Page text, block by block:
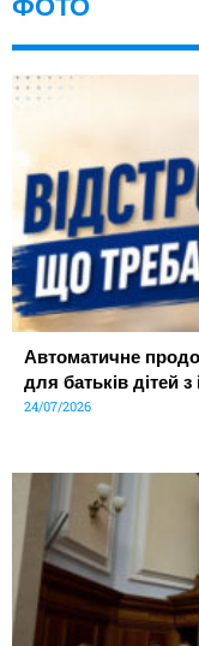
ФОТО
Автоматичне
для батьків дітей з
24/07/2026